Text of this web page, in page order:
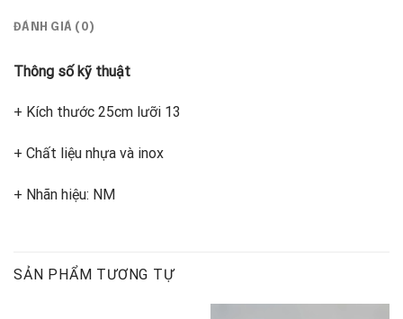
ĐÁNH GIÁ (0)
Thông số kỹ thuật
+ Kích thước 25cm lưỡi 13
+ Chất liệu nhựa và inox
+ Nhãn hiệu: NM
SẢN PHẨM TƯƠNG TỰ